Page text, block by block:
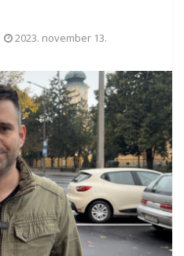
2023. november 13.